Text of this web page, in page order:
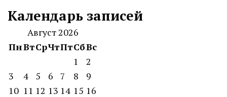
Календарь записей
Август 2026
ПнВтСрЧтПтСбВс
1
2
3
4 5 6 7 8
9
10 11 12 13 14 15 16